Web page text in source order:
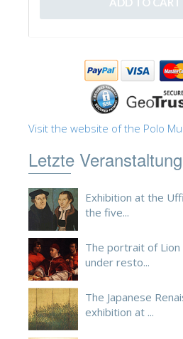
DEUTSCH
Visit the website of the Polo
Letzte
Exhibition at the
the five...
The portrait of Lion
under resto...
The Japanese
exhibition at ...